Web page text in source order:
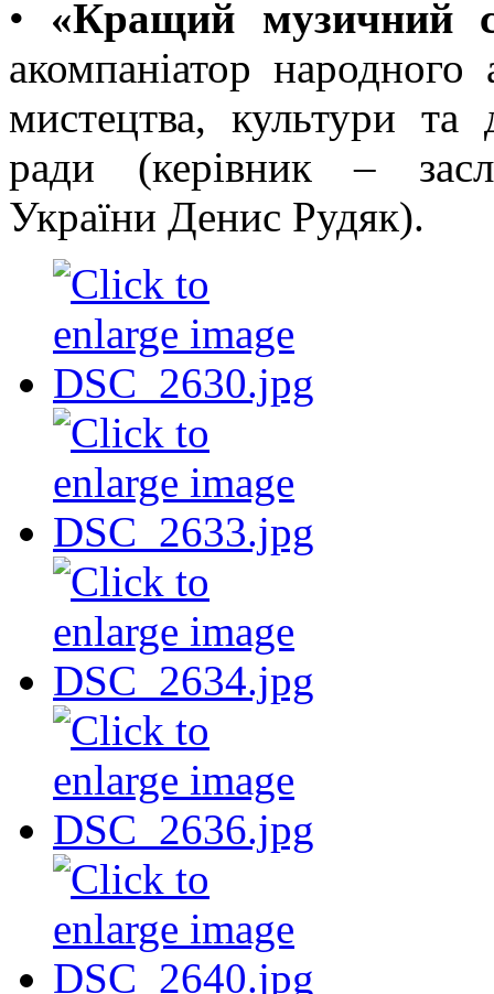
• «Кращий музичний
акомпаніатор
мистецтва, культури та
ради (керівник –
України Денис Рудяк).